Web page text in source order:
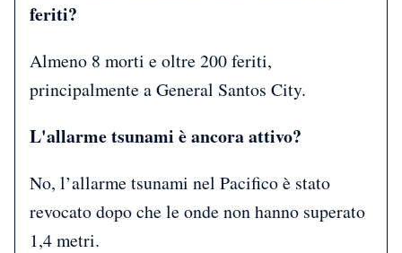
feriti?
Almeno 8 morti e oltre 200 feriti,
principalmente a General Santos City.
L'allarme tsunami è ancora attivo?
No, l’allarme tsunami nel Pacifico è stato
revocato dopo che le onde non hanno superato
1,4 metri.